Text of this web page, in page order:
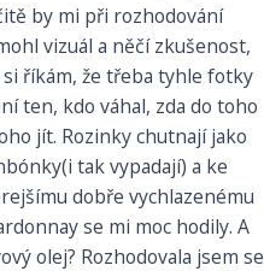
by mi při rozhodování
vizuál a něčí zkušenost,
říkám, že třeba tyhle fotky
ten, kdo váhal, zda do toho
jít. Rozinky chutnají jako
tak vypadají) a ke
dobře vychlazenému
se mi moc hodily. A
olej? Rozhodovala jsem se